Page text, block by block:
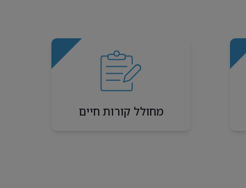
מחולל קורות חיים